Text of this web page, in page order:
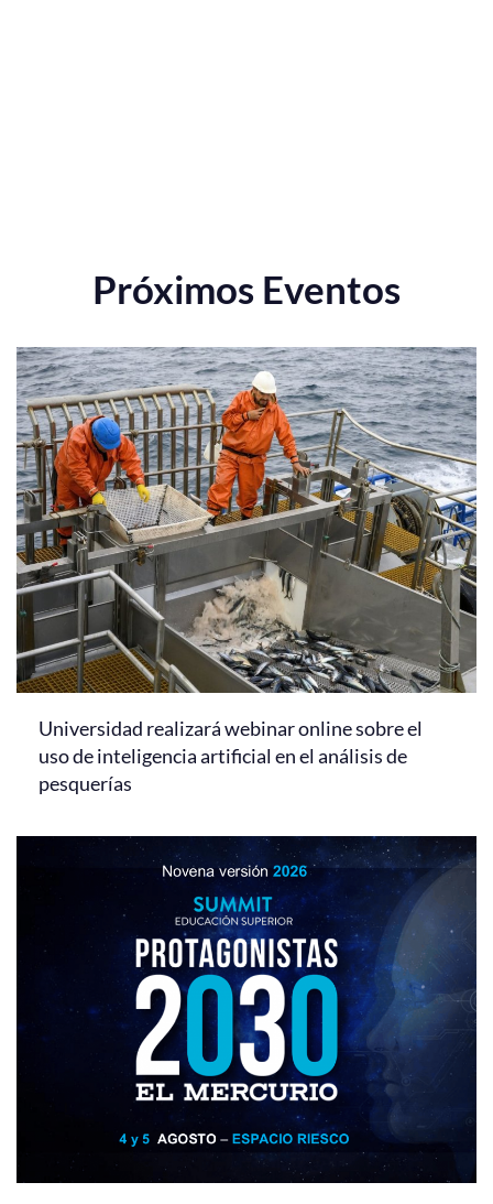
Próximos Eventos
Universidad realizará webinar online sobre el
uso de inteligencia artificial en el análisis de
pesquerías